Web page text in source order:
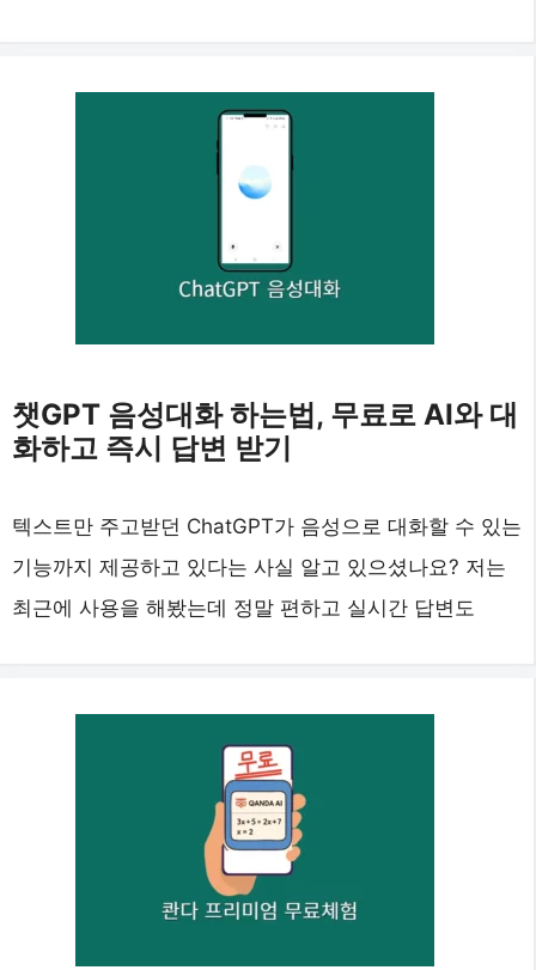
챗GPT 음성대화 하는법, 무료로 AI와 대
화하고 즉시 답변 받기
텍스트만 주고받던 ChatGPT가 음성으로 대화할 수 있는
기능까지 제공하고 있다는 사실 알고 있으셨나요? 저는
최근에 사용을 해봤는데 정말 편하고 실시간 답변도